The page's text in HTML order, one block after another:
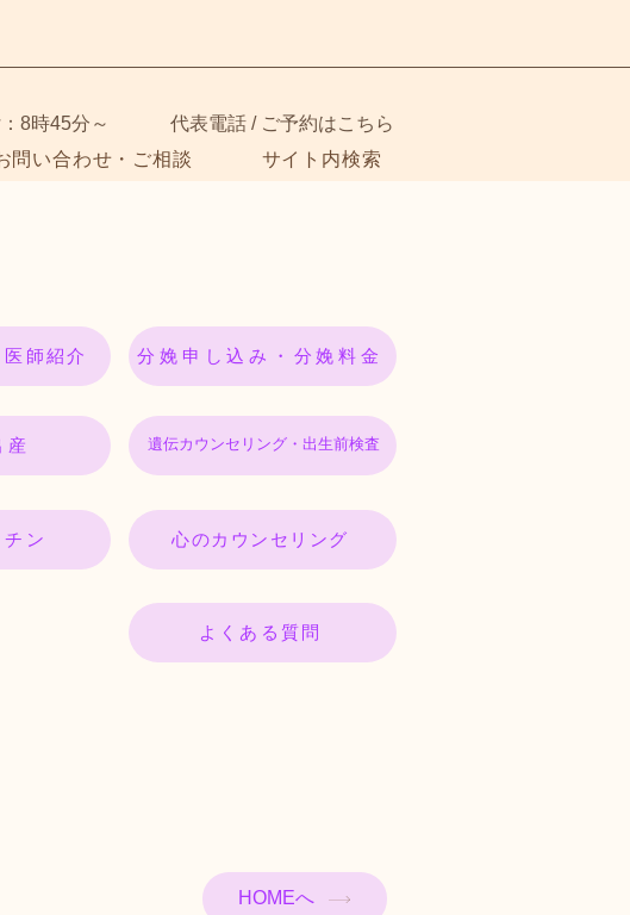
8時45分～
代表電話 / ご予約はこちら
問い合わせ・ご相談 サイト内検索
師紹介 分娩申し込み・分娩料金
産 遺伝カウンセリング・出生前検査
ン 心のカウンセリング
よくある質問
HOMEへ